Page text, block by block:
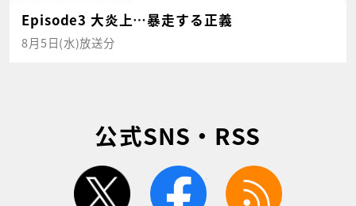
Episode3 大炎上…暴走する正義
8月5日(水)放送分
公式SNS・RSS
twitter facebook